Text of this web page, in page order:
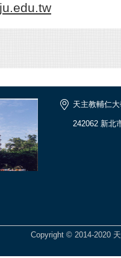
天主教輔仁
242062 新北
Copyright © 2014-2020